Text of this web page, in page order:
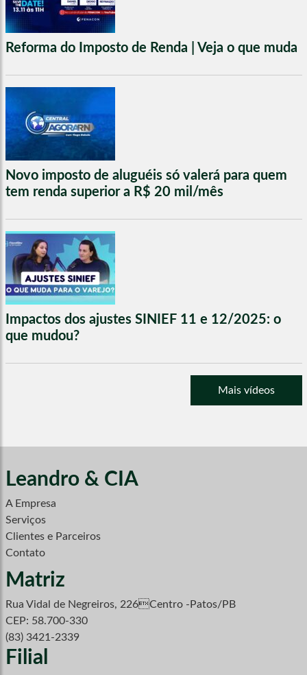
Reforma do Imposto de Renda | Veja o que muda
Novo imposto de aluguéis só valerá para quem
tem renda superior a R$ 20 mil/mês
Impactos dos ajustes SINIEF 11 e 12/2025: o
que mudou?
Mais vídeos
Leandro & CIA
A Empresa
Serviços
Clientes e Parceiros
Contato
Matriz
Rua Vidal de Negreiros, 226Centro -Patos/PB
CEP: 58.700-330
(83) 3421-2339
Filial